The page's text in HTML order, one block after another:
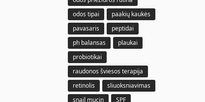
odos tipai
paakių kaukės
pavasaris
peptidai
ph balansas
plaukai
probiotikai
raudonos šviesos terapija
retinolis
sliuoksniavimas
snail mucin
SPF